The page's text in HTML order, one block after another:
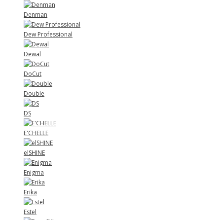
Denman
Dew Professional
Dewal
DoCut
Double
DS
E'CHELLE
elSHINE
Enigma
Erika
Estel